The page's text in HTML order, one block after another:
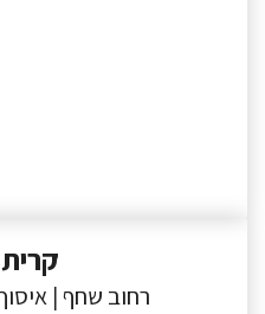
רחוב שחף |